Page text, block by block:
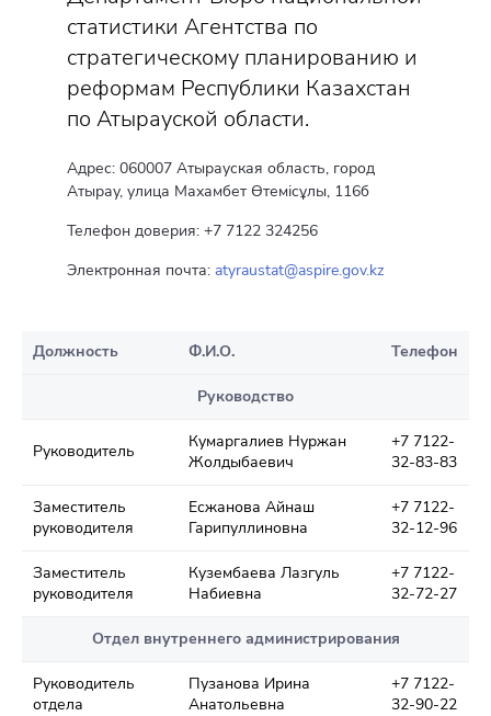
статистики Агентства по
стратегическому планированию и
реформам Республики Казахстан
по Атырауской области.
Адрес: 060007 Атырауская область, город
Атырау, улица Махамбет Өтемісұлы, 116б
Телефон доверия: +7 7122 324256
Электронная почта: atyraustat@aspire.gov.kz
Должность Ф.И.О. Телефон
Руководство
Руководитель
Кумаргалиев Нуржан
Жолдыбаевич
+7 7122-
32-83-83
Заместитель
руководителя
Есжанова Айнаш
Гарипуллиновна
+7 7122-
32-12-96
Заместитель
руководителя
Кузембаева Лазгуль
Набиевна
+7 7122-
32-72-27
Отдел внутреннего администрирования
Руководитель
отдела
Пузанова Ирина
Анатольевна
+7 7122-
32-90-22